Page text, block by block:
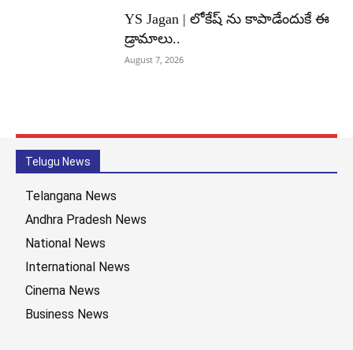
YS Jagan | లోకేష్ ను కాపాడేందుకే ఈ
డ్రామాలు..
August 7, 2026
Telugu News
Telangana News
Andhra Pradesh News
National News
International News
Cinema News
Business News